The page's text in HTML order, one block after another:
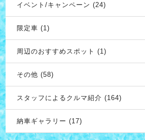
イベント/キャンペーン (24)
限定車 (1)
周辺のおすすめスポット (1)
その他 (58)
スタッフによるクルマ紹介 (164)
納車ギャラリー (17)